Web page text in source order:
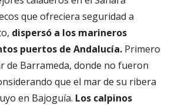
que ofreciera seguridad a
dispersó a los marineros
puertos de Andalucía. Primero
de Barrameda, donde no fueron
que el mar de su ribera
en Bajoguía. Los calpinos